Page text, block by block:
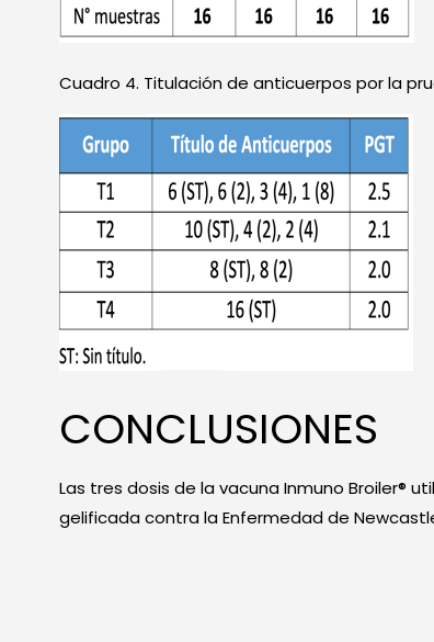
Cuadro 4. Titulación de anticuerpos por la
CONCLUSIONES
Las tres dosis de la vacuna Inmuno Broiler®
gelificada contra la Enfermedad de